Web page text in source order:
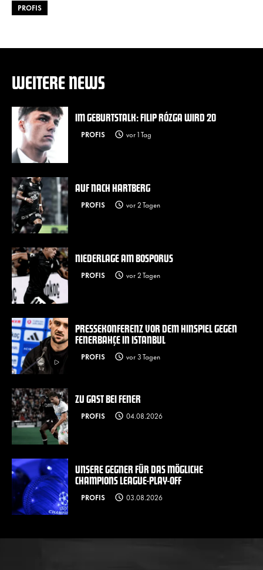
PROFIS
WEITERE NEWS
IM GEBURTSTALK: FILIP RÓZGA WIRD 20
PROFIS vor 1 Tag
AUF NACH HARTBERG
PROFIS vor 2 Tagen
NIEDERLAGE AM BOSPORUS
PROFIS vor 2 Tagen
PRESSEKONFERENZ VOR DEM HINSPIEL GEGEN
FENERBAHÇE IN ISTANBUL
PROFIS vor 3 Tagen
ZU GAST BEI FENER
PROFIS 04.08.2026
UNSERE GEGNER FÜR DAS MÖGLICHE
CHAMPIONS LEAGUE-PLAY-OFF
PROFIS 03.08.2026